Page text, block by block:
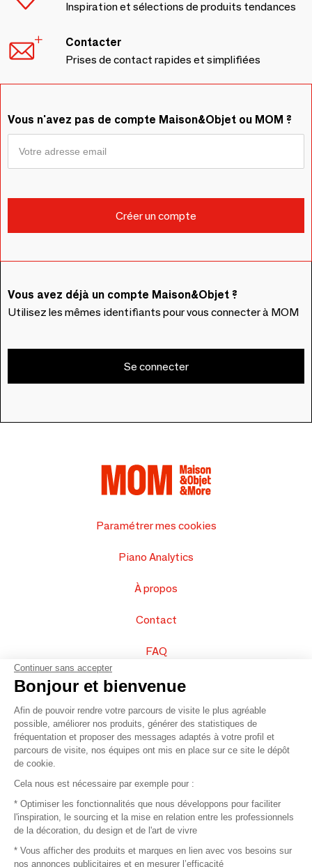
Inspiration et sélections de produits tendances
Contacter
Prises de contact rapides et simplifiées
Vous n'avez pas de compte Maison&Objet ou MOM ?
Vous avez déjà un compte Maison&Objet ?
Utilisez les mêmes identifiants pour vous connecter à MOM
Se connecter
Paramétrer mes cookies
Piano Analytics
À propos
Contact
FAQ
Vendez vos produits
Plan du site
© 2016 –Organisation SAFI
Recrutement
Continuer sans accepter
Bonjour et bienvenue
Afin de pouvoir rendre votre parcours de visite le plus agréable
possible, améliorer nos produits, générer des statistiques de
fréquentation et proposer des messages adaptés à votre profil et
parcours de visite, nos équipes ont mis en place sur ce site le dépôt
de cookie.
Cela nous est nécessaire par exemple pour :
* Optimiser les fonctionnalités que nous développons pour faciliter
l'inspiration, le sourcing et la mise en relation entre les professionnels
de la décoration, du design et de l'art de vivre
* Vous afficher des produits et marques en lien avec vos besoins sur
nos annonces publicitaires et en mesurer l’efficacité